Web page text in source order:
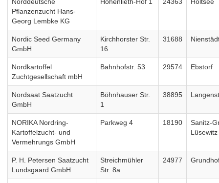
Pflanzenzucht Hans-
Georg Lembke KG
Nordic Seed Germany
GmbH
Kirchhorster Str.
16
31688
Nordkartoffel
Zuchtgesellschaft mbH
Bahnhofstr. 53 29574 Ebstorf
Nordsaat Saatzucht
GmbH
Böhnhauser Str.
1
38895
NORIKA Nordring-
Kartoffelzucht- und
Vermehrungs GmbH
Parkweg 4 18190
Sanitz-
Lüsewitz
P. H. Petersen Saatzucht
Lundsgaard GmbH
Streichmühler
Str. 8a
24977